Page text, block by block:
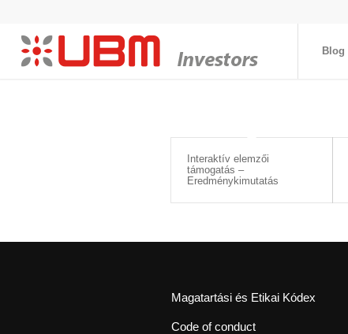
Blog
Interaktív elemzői
támogatás –
Eredménykimutatás
Magatartási és Etikai Kódex
Code of conduct